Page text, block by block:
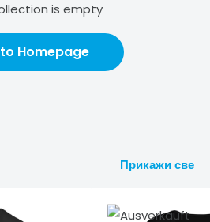
is empty
Homepage
Прикажи све